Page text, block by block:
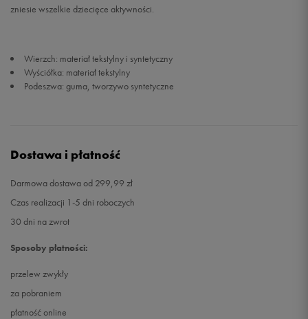
zniesie wszelkie dziecięce aktywności.
Wierzch: materiał tekstylny i syntetyczny
Wyściółka: materiał tekstylny
Podeszwa: guma, tworzywo syntetyczne
Dostawa i płatność
Darmowa dostawa od 299,99 zł
Czas realizacji 1-5 dni roboczych
30 dni na zwrot
Sposoby płatności:
przelew zwykły
za pobraniem
płatność online